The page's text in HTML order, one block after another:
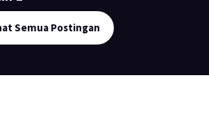
Semua Postingan